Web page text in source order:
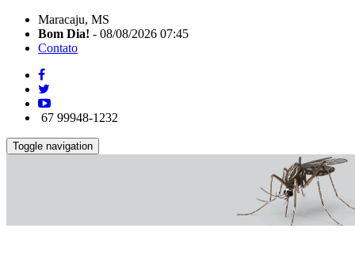
Maracaju, MS
Bom Dia! - 08/08/2026 07:45
Contato
67 99948-1232
Toggle navigation